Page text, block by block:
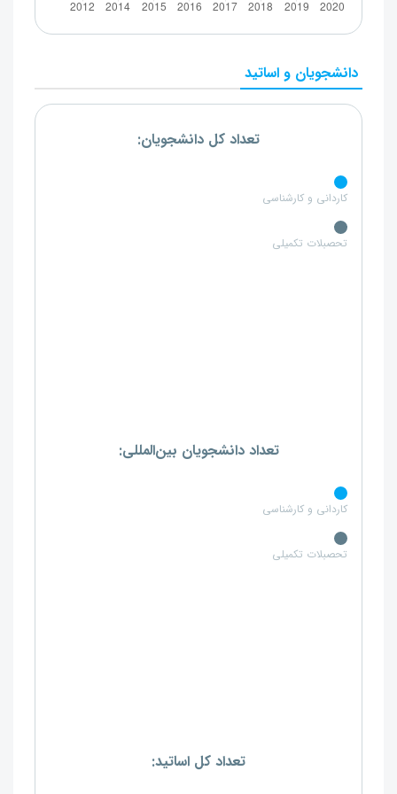
دانشجویان و اساتید
تعداد کل دانشجویان:
کاردانی و کارشناسی
تحصبلات تکمیلی
تعداد دانشجویان بین‌المللی:
کاردانی و کارشناسی
تحصبلات تکمیلی
تعداد کل اساتید: